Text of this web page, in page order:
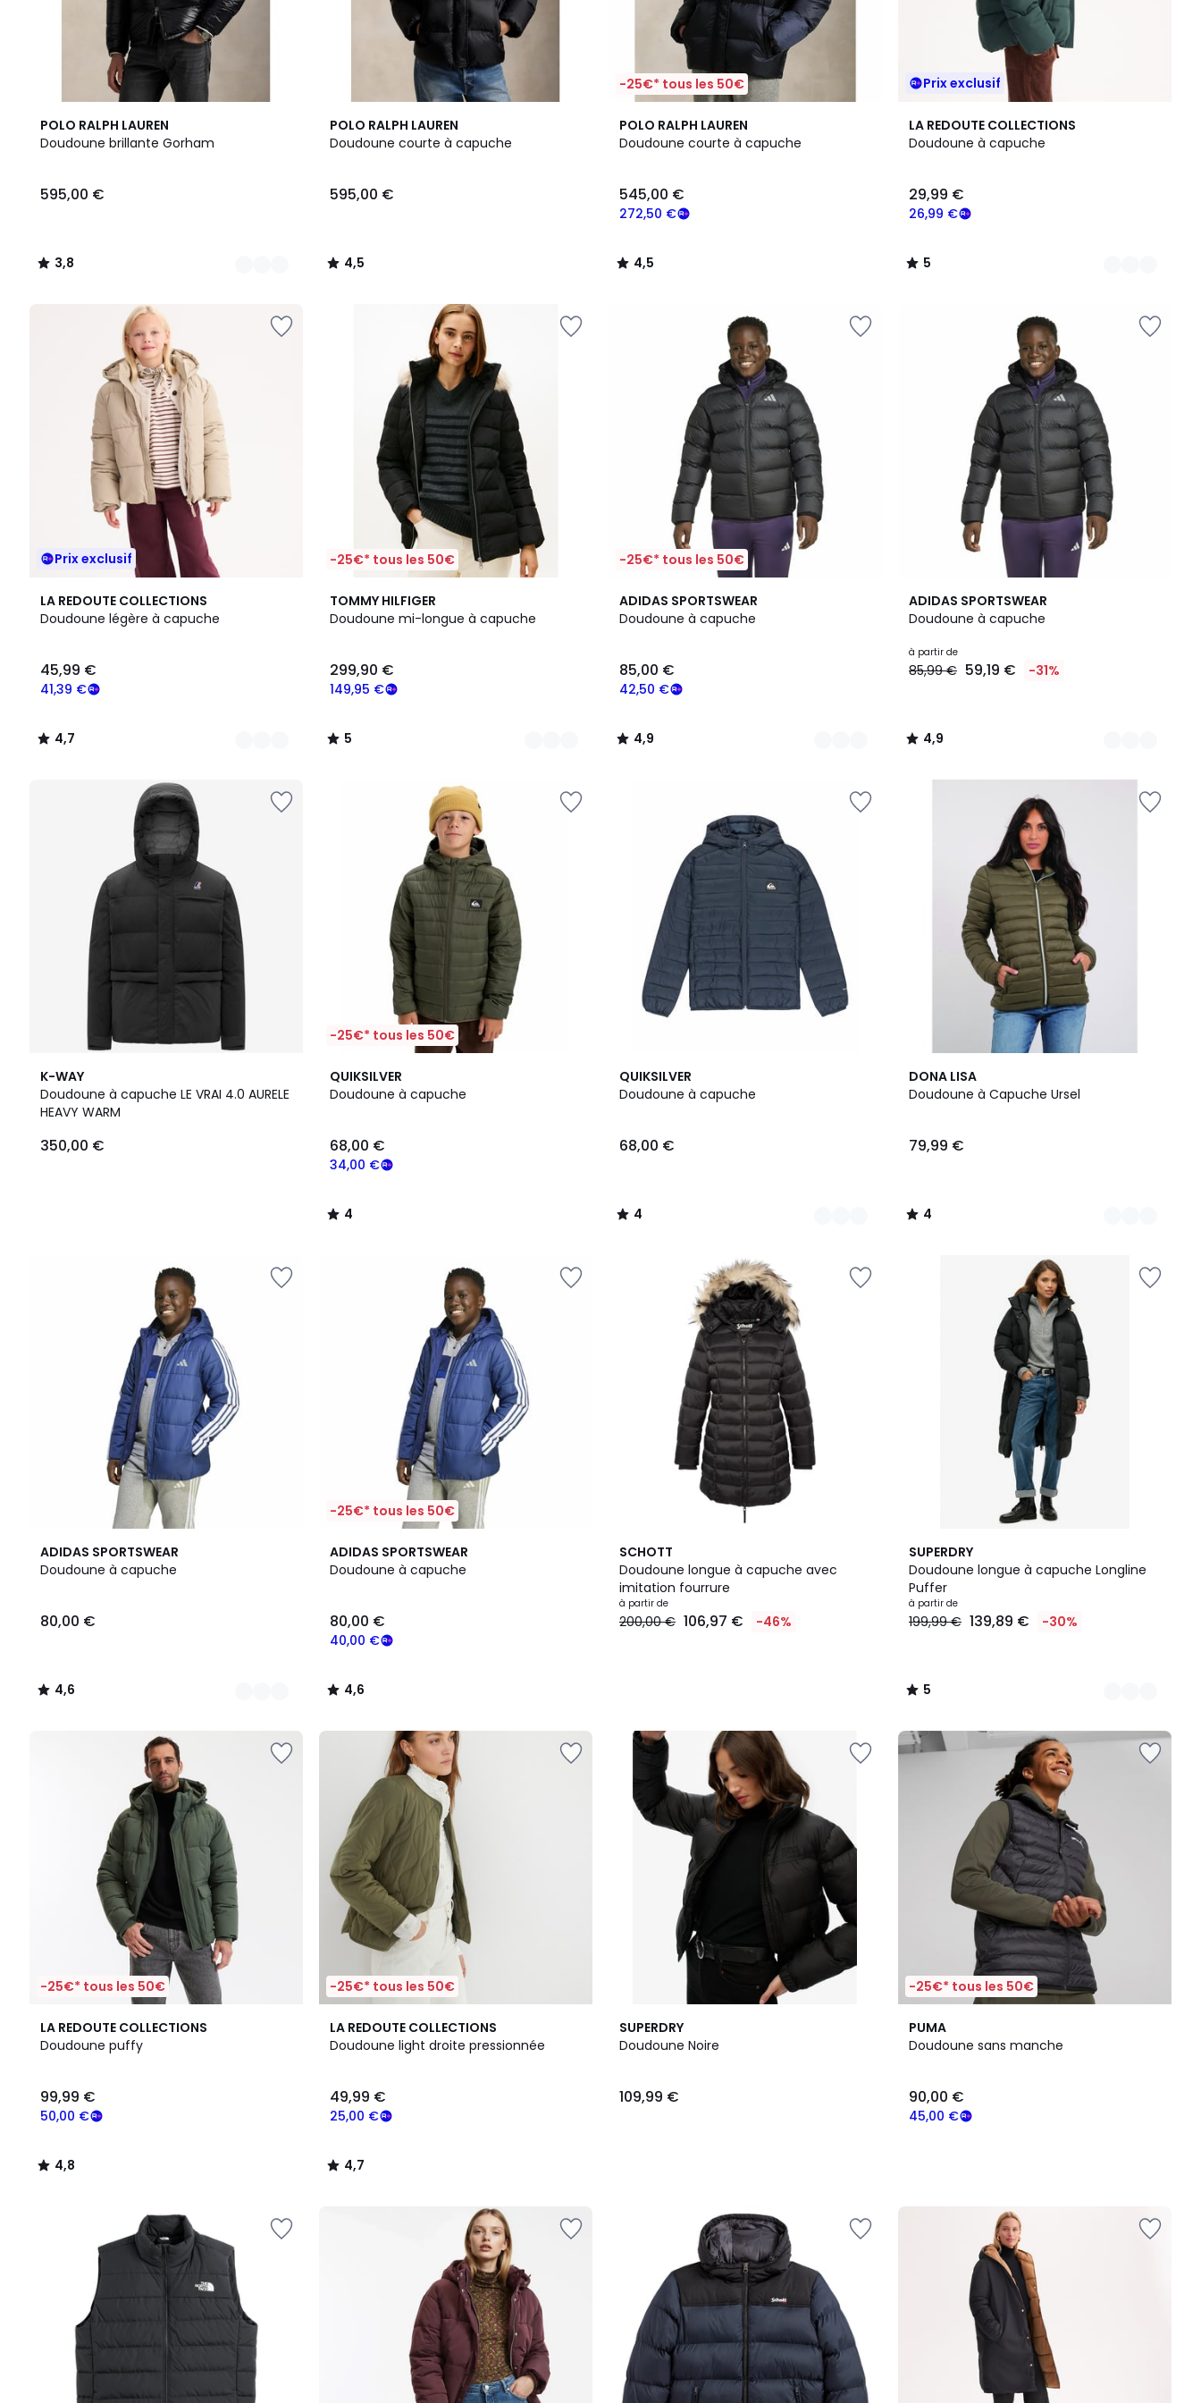
POLO RALPH LAUREN
Doudoune brillante Gorham
€.
595,00 €
3,8
/ 5
2
Couleurs
3,8
/
POLO RALPH LAUREN
Doudoune courte à capuche
595,00 €
4,5
/ 5
4,5
/
-25€* tous les 50€
POLO RALPH LAUREN
Doudoune courte à capuche
272,50 €
545,00 €
4,5
/ 5
4,5
/
Prix exclusif
LA REDOUTE COLLECTIONS
Doudoune à capuche
26,99 €
29,99 €
5
/
2
Couleurs
5
/
Prix exclusif
LA REDOUTE COLLECTIONS
Doudoune légère à capuche
41,39 €
45,99 €
4,7
/ 5
4
Couleurs
4,7
/
-25€* tous les 50€
TOMMY HILFIGER
Doudoune mi-longue à capuche
149,95 €
299,90 €
5
/
2
Couleurs
5
/
-25€* tous les 50€
ADIDAS SPORTSWEAR
Doudoune à capuche
42,50 €
85,00 €
4,9
/ 5
2
Couleurs
4,9
/
ADIDAS SPORTSWEAR
Doudoune à capuche
à partir de
85,99 € 59,19 € -31%
4,9
/ 5
2
Couleurs
4,9
/
K-WAY
Doudoune à capuche LE VRAI 4.0 AURELE
HEAVY WARM
350,00 €
-25€* tous les 50€
QUIKSILVER
Doudoune à capuche
34,00 €
68,00 €
4
/
4
/
QUIKSILVER
Doudoune à capuche
68,00 €
4
/
3
Couleurs
4
/
DONA LISA
Doudoune à Capuche Ursel
79,99 €
4
/
4
Couleurs
4
/
ADIDAS SPORTSWEAR
Doudoune à capuche
80,00 €
4,6
/ 5
2
Couleurs
4,6
/
-25€* tous les 50€
ADIDAS SPORTSWEAR
Doudoune à capuche
40,00 €
80,00 €
4,6
/ 5
4,6
/
SCHOTT
Doudoune longue à capuche avec
imitation fourrure
à partir de
200,00 € 106,97 € -46%
SUPERDRY
Doudoune longue à capuche Longline
Puffer
à partir de
199,99 € 139,89 € -30%
5
/
5
2
Couleurs
5
/
-25€* tous les 50€
LA REDOUTE COLLECTIONS
Doudoune puffy
50,00 €
99,99 €
4,8
/ 5
4,8
/
-25€* tous les 50€
LA REDOUTE COLLECTIONS
Doudoune light droite pressionnée
25,00 €
49,99 €
4,7
/ 5
4,7
/
SUPERDRY
Doudoune Noire
109,99 €
-25€* tous les 50€
PUMA
Doudoune sans manche
45,00 €
90,00 €